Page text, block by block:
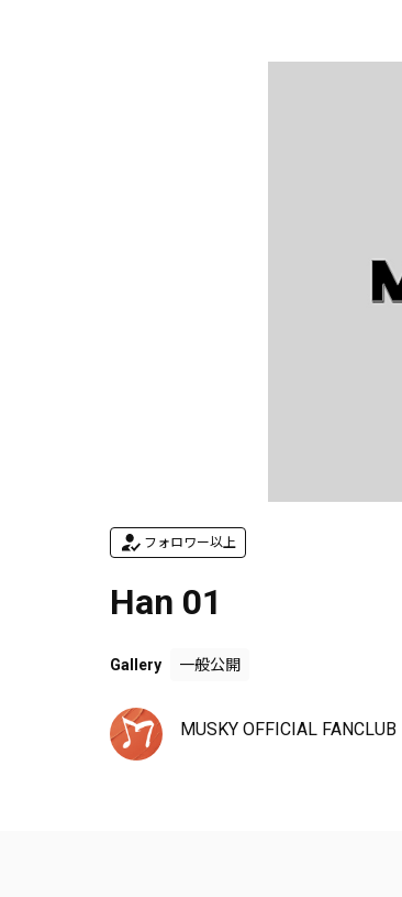
フォロワー以上
Han 01
Gallery 一般公開
MUSKY OFFICIAL FANCLUB